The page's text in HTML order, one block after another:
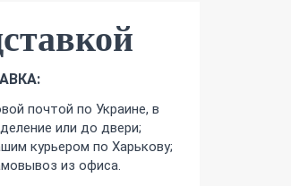
почтой по Украине, в
или до двери;
курьером по Харькову;
из офиса.